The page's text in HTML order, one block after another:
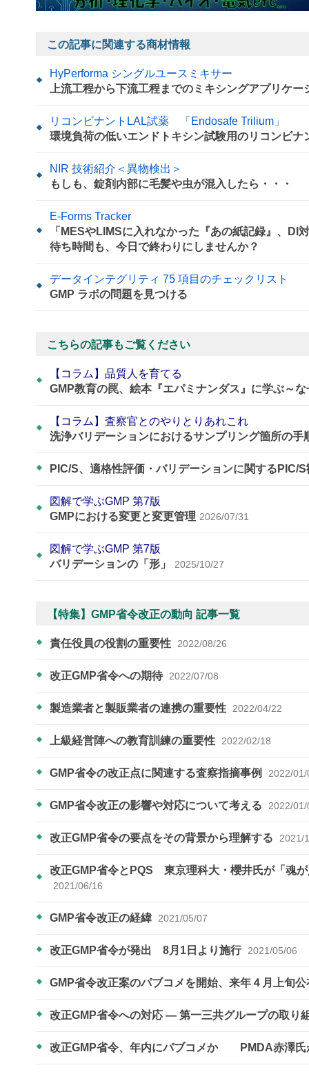
この記事に関連する商材情報
HyPerforma シングルユースミキサー
上流工程から下流工程までのミキシングアプリケー
リコンビナントLAL試薬 「Endosafe Trilium」
環境負荷の低いエンドトキシン試験用のリコンビナ
NIR 技術紹介＜異物検出＞
もしも、錠剤内部に毛髪や虫が混入したら・・・
E-Forms Tracker
「MESやLIMSに入れなかった『あの紙記録』、
待ち時間も、今日で終わりにしませんか？
データインテグリティ 75 項目のチェックリスト
GMP ラボの問題を見つける
こちらの記事もご覧ください
【コラム】品質人を育てる
GMP教育の罠、絵本『エパミナンダス』に学ぶ～
【コラム】査察官とのやりとりあれこれ
洗浄バリデーションにおけるサンプリング箇所の手
PIC/S、適格性評価・バリデーションに関するPIC/
図解で学ぶGMP 第7版
GMPにおける変更と変更管理 2026/07/31
図解で学ぶGMP 第7版
バリデーションの「形」
2025/10/27
【特集】GMP省令改正の動向 記事一覧
責任役員の役割の重要性 2022/08/26
改正GMP省令への期待 2022/07/08
製造業者と製販業者の連携の重要性 2022/04/22
上級経営陣への教育訓練の重要性 2022/02/18
GMP省令の改正点に関連する査察指摘事例 2022/01/
GMP省令改正の影響や対応について考える 2022/01/
改正GMP省令の要点をその背景から理解する 2021/
改正GMP省令とPQS 東京理科大・櫻井氏が「魂
2021/06/16
GMP省令改正の経緯 2021/05/07
改正GMP省令が発出 8月1日より施行 2021/05/06
GMP省令改正案のパブコメを開始、来年４月上旬
改正GMP省令への対応 ― 第一三共グループの取り
改正GMP省令、年内にパブコメか PMDA赤澤氏